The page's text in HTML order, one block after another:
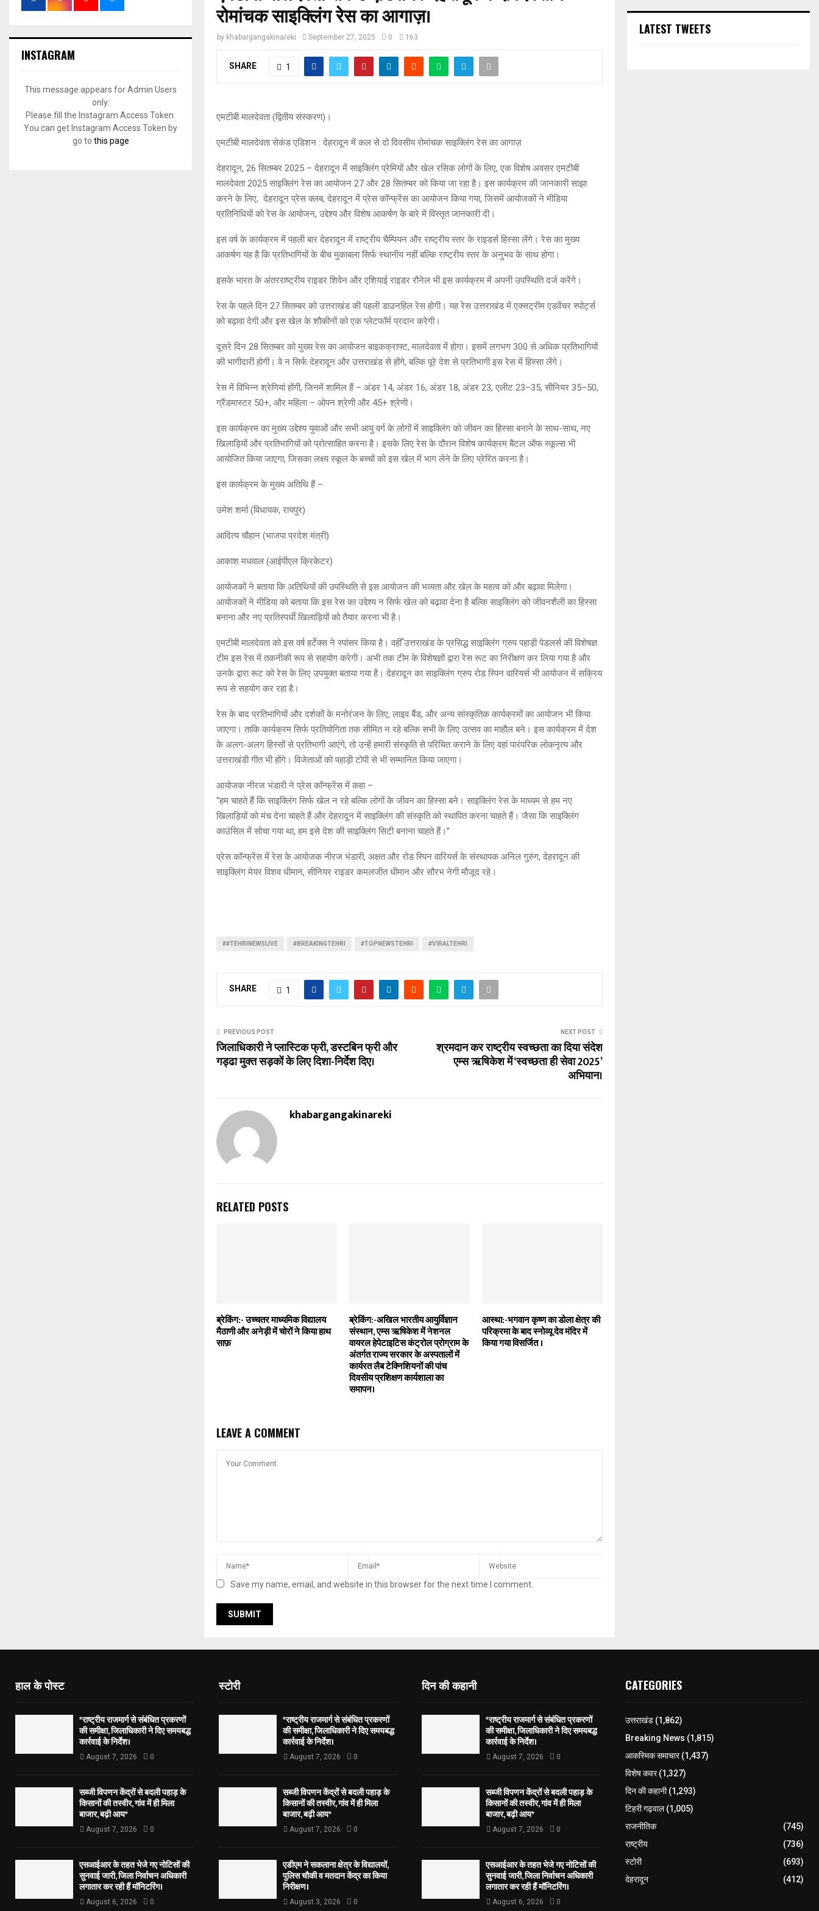
रोमांचक साइक्लिंग रेस का आगाज़।
by khabargangakinareki September 27, 2025 0 163
SHARE 1
एमटीबी मालदेवता (द्वितीय संस्करण)।
एमटीबी मालदेवता सेकंड एडिशन : देहरादून में कल से दो दिवसीय रोमांचक साइक्लिंग रेस का आगाज़
देहरादून, 26 सितम्बर 2025 – देहरादून में साइक्लिंग प्रेमियों और खेल रसिक लोगों के लिए, एक विशेष अवसर एमटीबी
मालदेवता 2025 साइक्लिंग रेस का आयोजन 27 और 28 सितम्बर को किया जा रहा है। इस कार्यक्रम की जानकारी साझा
करने के लिए, देहरादून प्रेस क्लब, देहरादून में प्रेस कॉन्फ्रेंस का आयोजन किया गया, जिसमें आयोजकों ने मीडिया
प्रतिनिधियों को रेस के आयोजन, उद्देश्य और विशेष आकर्षण के बारे में विस्तृत जानकारी दी।
इस वर्ष के कार्यक्रम में पहली बार देहरादून में राष्ट्रीय चैम्पियन और राष्ट्रीय स्तर के राइडर्स हिस्सा लेंगे। रेस का मुख्य
आकर्षण यह है कि प्रतिभागियों के बीच मुकाबला सिर्फ स्थानीय नहीं बल्कि राष्ट्रीय स्तर के अनुभव के साथ होगा।
इसके भारत के अंतरराष्ट्रीय राइडर शिवेन और एशियाई राइडर रौनेल भी इस कार्यक्रम में अपनी उपस्थिति दर्ज करेंगे।
रेस के पहले दिन 27 सितम्बर को उत्तराखंड की पहली डाउनहिल रेस होगी। यह रेस उत्तराखंड में एक्सट्रीम एडवेंचर स्पोर्ट्स
को बढ़ावा देगी और इस खेल के शौकीनों को एक प्लेटफॉर्म प्रदान करेगी।
दूसरे दिन 28 सितम्बर को मुख्य रेस का आयोजन बाइकक्राफ्ट, मालदेवता में होगा। इसमें लगभग 300 से अधिक प्रतिभागियों
की भागीदारी होगी। वे न सिर्फ देहरादून और उत्तराखंड से होंगे, बल्कि पूरे देश से प्रतिभागी इस रेस में हिस्सा लेंगे।
रेस में विभिन्न श्रेणियां होंगी, जिनमें शामिल हैं – अंडर 14, अंडर 16, अंडर 18, अंडर 23, एलीट 23–35, सीनियर 35–50,
ग्रैंडमास्टर 50+, और महिला – ओपन श्रेणी और 45+ श्रेणी।
इस कार्यक्रम का मुख्य उद्देश्य युवाओं और सभी आयु वर्ग के लोगों में साइक्लिंग को जीवन का हिस्सा बनाने के साथ-साथ, नए
खिलाड़ियों और प्रतिभागियों को प्रोत्साहित करना है। इसके लिए रेस के दौरान विशेष कार्यक्रम बैटल ऑफ स्कूल्स भी
आयोजित किया जाएगा, जिसका लक्ष्य स्कूल के बच्चों को इस खेल में भाग लेने के लिए प्रेरित करना है।
इस कार्यक्रम के मुख्य अतिथि हैं –
उमेश शर्मा (विधायक, रायपुर)
आदित्य चौहान (भाजपा प्रदेश मंत्री)
आकाश मधवाल (आईपीएल क्रिकेटर)
आयोजकों ने बताया कि अतिथियों की उपस्थिति से इस आयोजन की भव्यता और खेल के महत्व को और बढ़ावा मिलेगा।
आयोजकों ने मीडिया को बताया कि इस रेस का उद्देश्य न सिर्फ खेल को बढ़ावा देना है बल्कि साइक्लिंग को जीवनशैली का हिस्सा
बनाना और नए प्रतिस्पर्धी खिलाड़ियों को तैयार करना भी है।
एमटीबी मालदेवता को इस वर्ष हर्टेक्स ने स्पांसर किया है। वहीँ उत्तराखंड के प्रसिद्ध साइक्लिंग ग्रुप पहाड़ी पेडलर्स की विशेषज्ञ
टीम इस रेस में तकनीकी रूप से सहयोग करेगी। अभी तक टीम के विशेषज्ञों द्वारा रेस रूट का निरीक्षण कर लिया गया है और
उनके द्वारा रूट को रेस के लिए उपयुक्त बताया गया है। देहरादून का साइक्लिंग ग्रुप रोड स्पिन वारियर्स भी आयोजन में सक्रिय
रूप से सहयोग कर रहा है।
रेस के बाद प्रतिभागियों और दर्शकों के मनोरंजन के लिए, लाइव बैंड, और अन्य सांस्कृतिक कार्यक्रमों का आयोजन भी किया
जाएगा। ताकि कार्यक्रम सिर्फ प्रतियोगिता तक सीमित न रहे बल्कि सभी के लिए उत्सव का माहौल बने। इस कार्यक्रम में देश
के अलग-अलग हिस्सों से प्रतिभागी आएंगे, तो उन्हें हमारी संस्कृति से परिचित कराने के लिए वहां पारंपरिक लोकनृत्य और
उत्तराखंडी गीत भी होंगे। विजेताओं को पहाड़ी टोपी से भी सम्मानित किया जाएगा।
आयोजक नीरज भंडारी ने प्रेस कॉन्फ्रेंस में कहा –
“हम चाहते हैं कि साइक्लिंग सिर्फ खेल न रहे बल्कि लोगों के जीवन का हिस्सा बने। साइक्लिंग रेस के माध्यम से हम नए
खिलाड़ियों को मंच देना चाहते हैं और देहरादून में साइक्लिंग की संस्कृति को स्थापित करना चाहते हैं। जैसा कि साइक्लिंग
काउंसिल में सोचा गया था, हम इसे देश की साइक्लिंग सिटी बनाना चाहते हैं।”
प्रेस कॉन्फ्रेंस में रेस के आयोजक नीरज भंडारी, अक्षत और रोड स्पिन वारियर्स के संस्थापक अनिल गुरुंग, देहरादून की
साइक्लिंग मेयर विशव धीमान, सीनियर राइडर कमलजीत धीमान और सौरभ नेगी मौजूद रहे।
##TEHRINEWSLIVE #BREAKINGTEHRI #TOPNEWSTEHRI #VIRALTEHRI
SHARE 1
PREVIOUS POST
जिलाधिकारी ने प्लास्टिक फ्री, डस्टबिन फ्री और
गड्ढा मुक्त सड़कों के लिए दिशा-निर्देश दिए।
NEXT POST
श्रमदान कर राष्ट्रीय स्वच्छता का दिया संदेश
एम्स ऋषिकेश में ‘स्वच्छता ही सेवा 2025’
अभियान।
khabargangakinareki
RELATED POSTS
ब्रेकिंग:- उच्चतर माध्यमिक विद्यालय
मैठाणी और अनेड़ी में चोरों ने किया हाथ
साफ़
ब्रेकिंग:-अखिल भारतीय आयुर्विज्ञान
संस्थान, एम्स ऋषिकेश में नेशनल
वायरल हेपेटाइटिस कंट्रोल प्रोग्राम के
अंतर्गत राज्य सरकार के अस्पतालों में
कार्यरत लैब टेक्निशियनों की पांच
दिवसीय प्रशिक्षण कार्यशाला का
समापन।
आस्था:-भगवान कृष्ण का डोला क्षेत्र की
परिक्रमा के बाद स्नोव्यू देव मंदिर में
किया गया विसर्जित ।
LEAVE A COMMENT
Save my name, email, and website in this browser for the next time I comment.
INSTAGRAM
This message appears for Admin Users
only:
Please fill the Instagram Access Token.
You can get Instagram Access Token by
go to this page
LATEST TWEETS
हाल के पोस्ट
*राष्ट्रीय राजमार्ग से संबंधित प्रकरणों
की समीक्षा, जिलाधिकारी ने दिए समयबद्ध
कार्रवाई के निर्देश।
August 7, 2026 0
सब्जी विपणन केंद्रों से बदली पहाड़ के
किसानों की तस्वीर, गांव में ही मिला
बाजार, बढ़ी आय*
August 7, 2026 0
एसआईआर के तहत भेजे गए नोटिसों की
सुनवाई जारी, जिला निर्वाचन अधिकारी
लगातार कर रही हैं मॉनिटरिंग।
August 6, 2026 0
स्टोरी
*राष्ट्रीय राजमार्ग से संबंधित प्रकरणों
की समीक्षा, जिलाधिकारी ने दिए समयबद्ध
कार्रवाई के निर्देश।
August 7, 2026 0
सब्जी विपणन केंद्रों से बदली पहाड़ के
किसानों की तस्वीर, गांव में ही मिला
बाजार, बढ़ी आय*
August 7, 2026 0
एडीएम ने सकलाना क्षेत्र के विद्यालयों,
पुलिस चौकी व मतदान केंद्र का किया
निरीक्षण।
August 3, 2026 0
दिन की कहानी
*राष्ट्रीय राजमार्ग से संबंधित प्रकरणों
की समीक्षा, जिलाधिकारी ने दिए समयबद्ध
कार्रवाई के निर्देश।
August 7, 2026 0
सब्जी विपणन केंद्रों से बदली पहाड़ के
किसानों की तस्वीर, गांव में ही मिला
बाजार, बढ़ी आय*
August 7, 2026 0
एसआईआर के तहत भेजे गए नोटिसों की
सुनवाई जारी, जिला निर्वाचन अधिकारी
लगातार कर रही हैं मॉनिटरिंग।
August 6, 2026 0
CATEGORIES
उत्तराखंड(1,862)
Breaking News (1,815)
आकस्मिक समाचार(1,437)
विशेष कवर(1,327)
दिन की कहानी(1,293)
टिहरी गढ़वाल(1,005)
राजनीतिक
(745)
राष्ट्रीय
(736)
स्टोरी
(693)
देहरादून
(412)